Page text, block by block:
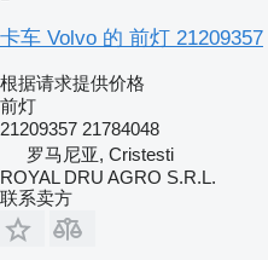
卡车 Volvo 的 前灯 21209357
根据请求提供价格
前灯
21209357 21784048
罗马尼亚, Cristesti
ROYAL DRU AGRO S.R.L.
联系卖方